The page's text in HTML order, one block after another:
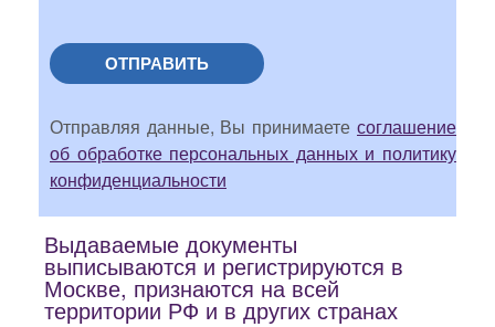
ОТПРАВИТЬ
Отправляя данные, Вы принимаете соглашение
об обработке персональных данных и политику
конфиденциальности
Выдаваемые документы
выписываются и регистрируются в
Москве, признаются на всей
территории РФ и в других странах